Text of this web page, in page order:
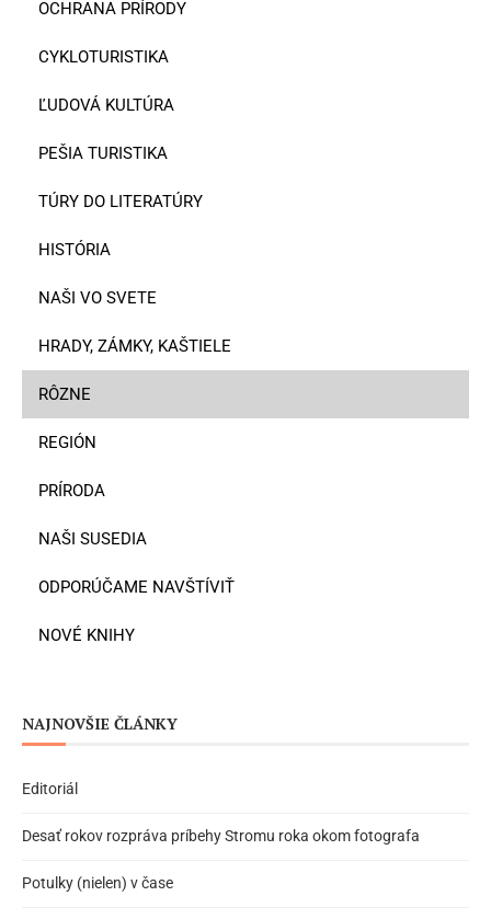
OCHRANA PRÍRODY
CYKLOTURISTIKA
ĽUDOVÁ KULTÚRA
PEŠIA TURISTIKA
TÚRY DO LITERATÚRY
HISTÓRIA
NAŠI VO SVETE
HRADY, ZÁMKY, KAŠTIELE
RÔZNE
REGIÓN
PRÍRODA
NAŠI SUSEDIA
ODPORÚČAME NAVŠTÍVIŤ
NOVÉ KNIHY
NAJNOVŠIE ČLÁNKY
Editoriál
Desať rokov rozpráva príbehy Stromu roka okom fotografa
Potulky (nielen) v čase